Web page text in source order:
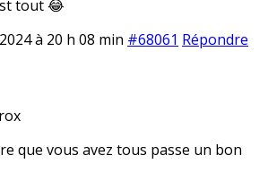
tout 😂
à 20 h 08 min #68061 Répondre
que vous avez tous passe un bon